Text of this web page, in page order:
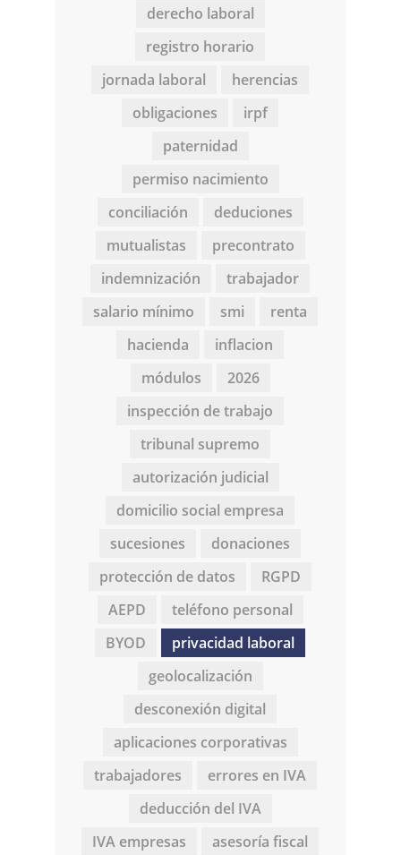
derecho laboral
registro horario
jornada laboral
herencias
obligaciones
irpf
paternidad
permiso nacimiento
conciliación
deduciones
mutualistas
precontrato
indemnización
trabajador
salario mínimo
smi
renta
hacienda
inflacion
módulos
2026
inspección de trabajo
tribunal supremo
autorización judicial
domicilio social empresa
sucesiones
donaciones
protección de datos
RGPD
AEPD
teléfono personal
BYOD
privacidad laboral
geolocalización
desconexión digital
aplicaciones corporativas
trabajadores
errores en IVA
deducción del IVA
IVA empresas
asesoría fiscal